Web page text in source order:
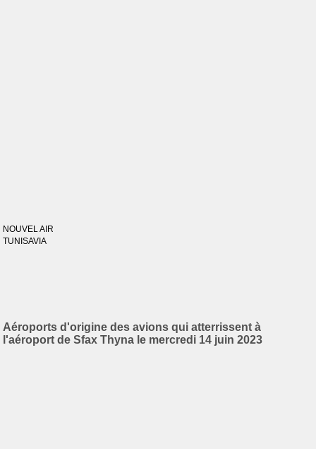
NOUVEL AIR
TUNISAVIA
Aéroports d'origine des avions qui atterrissent à
l'aéroport de Sfax Thyna le mercredi 14 juin 2023